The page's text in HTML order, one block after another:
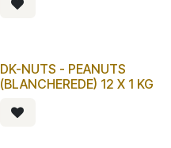
DK-NUTS - PEANUTS
(BLANCHEREDE) 12 X 1 KG